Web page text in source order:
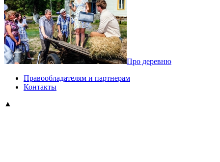
Про деревню
Правообладателям и партнерам
Контакты
▲